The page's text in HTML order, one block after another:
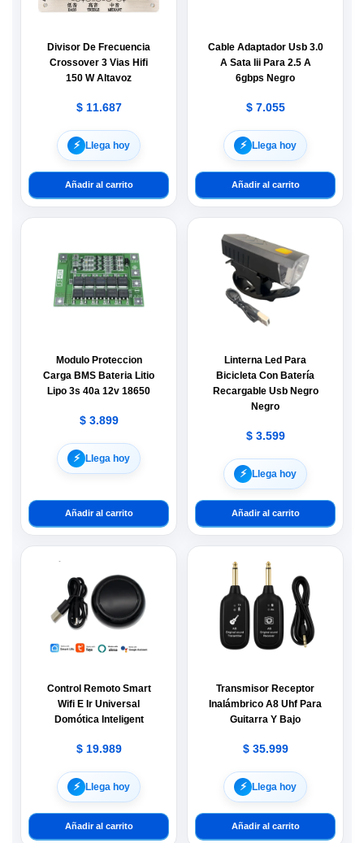
Divisor De Frecuencia
Crossover 3 Vias Hifi
150 W Altavoz
$11.687
⚡︎ Llega hoy
Añadir al carrito
Cable Adaptador Usb 3.0
A Sata Iii Para 2.5 A
6gbps Negro
$7.055
⚡︎ Llega hoy
Añadir al carrito
Modulo Proteccion
Carga BMS Bateria Litio
Lipo 3s 40a 12v 18650
$3.899
⚡︎ Llega hoy
Añadir al carrito
Linterna Led Para
Bicicleta Con Batería
Recargable Usb Negro
Negro
$3.599
⚡︎ Llega hoy
Añadir al carrito
Control Remoto Smart
Wifi E Ir Universal
Domótica Inteligent
$19.989
⚡︎ Llega hoy
Añadir al carrito
Transmisor Receptor
Inalámbrico A8 Uhf Para
Guitarra Y Bajo
$35.999
⚡︎ Llega hoy
Añadir al carrito